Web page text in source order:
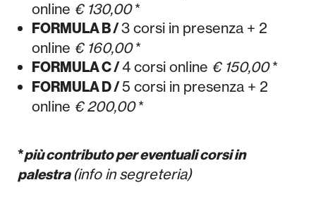
online € 130,00*
FORMULA B /3 corsi in presenza + 2
online € 160,00*
FORMULA C /4 corsi online € 150,00*
FORMULA D /5 corsi in presenza + 2
online € 200,00*
*più contributo per eventuali corsi in
palestra(info in segreteria)